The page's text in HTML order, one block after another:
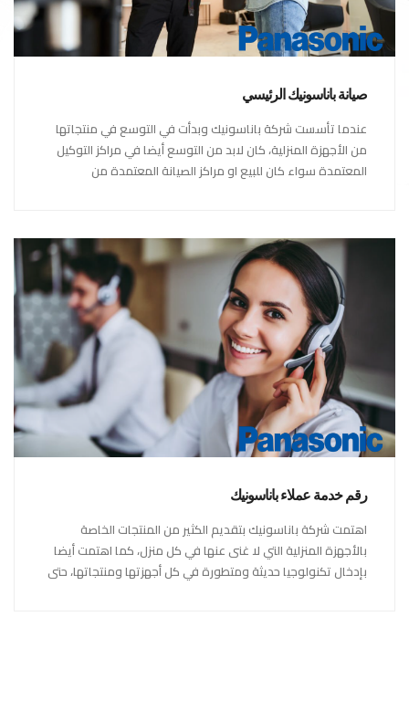
صيانة باناسونيك الرئيسي
عندما تأسست شركة باناسونيك وبدأت في التوسع في منتجاتها
من الأجهزة المنزلية، كان لابد من التوسع أيضا في مراكز التوكيل
المعتمدة سواء كان للبيع او مراكز الصيانة المعتمدة من
رقم خدمة عملاء باناسونيك
اهتمت شركة باناسونيك بتقديم الكثير من المنتجات الخاصة
بالأجهزة المنزلية التي لا غنى عنها في كل منزل، كما اهتمت أيضا
بإدخال تكنولوجيا حديثة ومتطورة في كل أجهزتها ومنتجاتها، حتى